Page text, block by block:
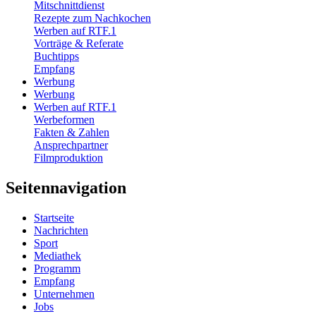
Mitschnittdienst
Rezepte zum Nachkochen
Werben auf RTF.1
Vorträge & Referate
Buchtipps
Empfang
Werbung
Werbung
Werben auf RTF.1
Werbeformen
Fakten & Zahlen
Ansprechpartner
Filmproduktion
Seitennavigation
Startseite
Nachrichten
Sport
Mediathek
Programm
Empfang
Unternehmen
Jobs